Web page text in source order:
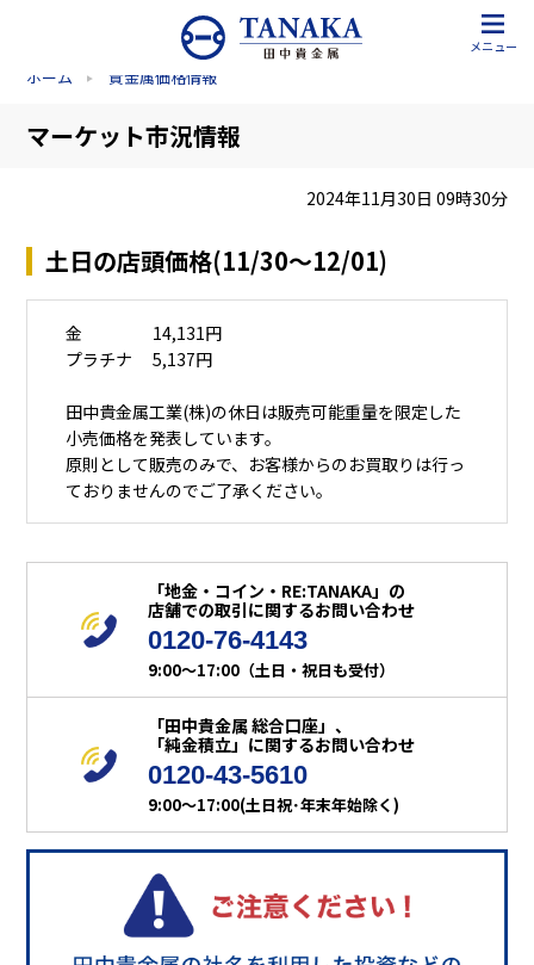
メニュー
ホーム 貴金属価格情報
マーケット市況情報
2024年11月30日 09時30分
土日の店頭価格(11/30～12/01)
金 14,131円
プラチナ 5,137円
田中貴金属工業(株)の休日は販売可能重量を限定した
小売価格を発表しています。
原則として販売のみで、お客様からのお買取りは行っ
ておりませんのでご了承ください。
「地金・コイン・RE:TANAKA」の
店舗での取引に関するお問い合わせ
0120-76-4143
9:00～17:00（土日・祝日も受付）
「田中貴金属 総合口座」、
「純金積立」に関するお問い合わせ
0120-43-5610
9:00～17:00(土日祝･年末年始除く)